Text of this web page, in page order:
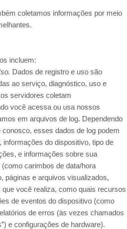
coletamos informações por meio
incluem:
Dados de registro e uso são
ao serviço, diagnóstico, uso e
servidores coletam
você acessa ou usa nossos
em arquivos de log. Dependendo
esses dados de log podem
informações do dispositivo, tipo de
e informações sobre sua
(como carimbos de data/hora
páginas e arquivos visualizados,
você realiza, como quais recursos
de eventos do dispositivo (como
de erros (às vezes chamados
e configurações de hardware).